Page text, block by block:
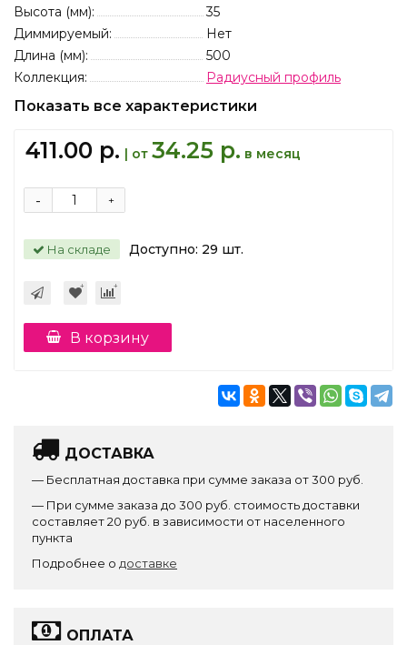
Высота (мм):
35
Диммируемый:
Нет
Длина (мм):
500
Коллекция:
Радиусный профиль
Показать все характеристики
411.00 р. | от 34.25 р. в месяц
+
-
На складе Доступно: 29 шт.
В корзину
ДОСТАВКА
— Бесплатная доставка при сумме заказа от 300 руб.
— При сумме заказа до 300 руб. стоимость доставки
составляет 20 руб. в зависимости от населенного
пункта
Подробнее о доставке
ОПЛАТА